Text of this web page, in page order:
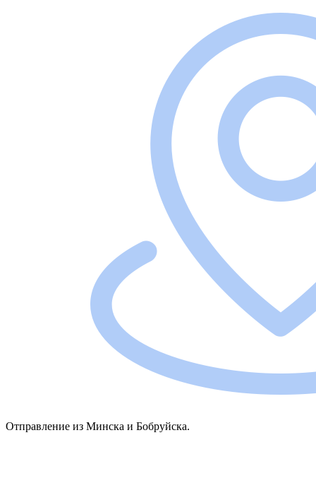
Отправление из Минска и Бобруйска.